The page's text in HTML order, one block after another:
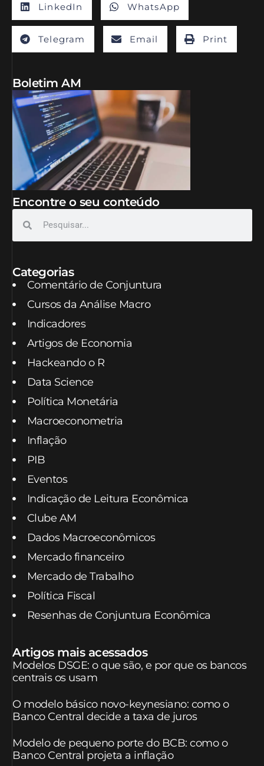
LinkedIn WhatsApp
Telegram Email Print
Boletim AM
Encontre o seu conteúdo
Categorias
Comentário de Conjuntura
Cursos da Análise Macro
Indicadores
Artigos de Economia
Hackeando o R
Data Science
Política Monetária
Macroeconometria
Inflação
PIB
Eventos
Indicação de Leitura Econômica
Clube AM
Dados Macroeconômicos
Mercado financeiro
Mercado de Trabalho
Política Fiscal
Resenhas de Conjuntura Econômica
Artigos mais acessados
Modelos DSGE: o que são, e por que os bancos
centrais os usam
O modelo básico novo-keynesiano: como o
Banco Central decide a taxa de juros
Modelo de pequeno porte do BCB: como o
Banco Central projeta a inflação